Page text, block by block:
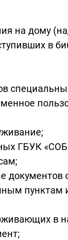
на дому
в
ГБУК
пунктам
в